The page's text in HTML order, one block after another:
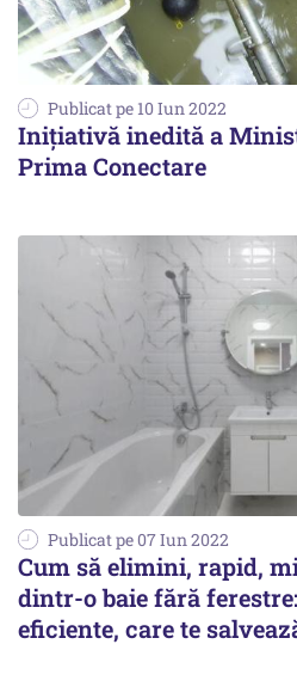
Publicat pe 10 Iun 2022
Iniţiativă inedită a
Prima Conectare
Publicat pe 07 Iun 2022
Cum să elimini, rapid,
dintr-o baie fără
eficiente, care te